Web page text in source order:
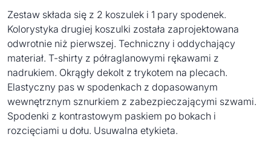
Zestaw składa się z 2 koszulek i 1 pary spodenek.
Kolorystyka drugiej koszulki została zaprojektowana
odwrotnie niż pierwszej. Techniczny i oddychający
materiał. T-shirty z półraglanowymi rękawami z
nadrukiem. Okrągły dekolt z trykotem na plecach.
Elastyczny pas w spodenkach z dopasowanym
wewnętrznym sznurkiem z zabezpieczającymi szwami.
Spodenki z kontrastowym paskiem po bokach i
rozcięciami u dołu. Usuwalna etykieta.